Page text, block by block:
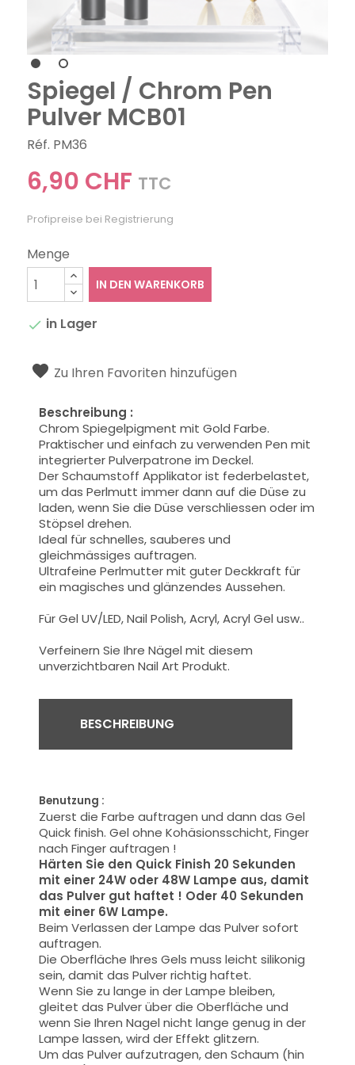
Spiegel / Chrom Pen
Pulver MCB01
Réf. PM36
6,90 CHF TTC
Profipreise bei Registrierung
Menge
IN DEN WARENKORB
 in Lager
Zu Ihren Favoriten hinzufügen
Beschreibung :
Chrom Spiegelpigment mit Gold Farbe.
Praktischer und einfach zu verwendenPen mit
integrierter Pulverpatrone im Deckel.
Der Schaumstoff Applikator ist federbelastet,
um das Perlmutt immer dann auf die Düse zu
laden, wenn Sie die Düse verschliessen oder im
Stöpsel drehen.
Ideal für schnelles, sauberes und
gleichmässiges auftragen.
Ultrafeine Perlmutter mit guter Deckkraft für
ein magisches und glänzendes Aussehen.
Für Gel UV/LED, Nail Polish, Acryl, Acryl Gel usw..
Verfeinern Sie Ihre Nägel mit diesem
unverzichtbaren Nail Art Produkt.
BESCHREIBUNG
Benutzung :
Zuerst die Farbe auftragen und dann das Gel
Quick finish.Gel ohne Kohäsionsschicht, Finger
nach Finger auftragen !
Härten Sie den Quick Finish 20 Sekunden
mit einer 24W oder 48W Lampe aus, damit
das Pulver gut haftet ! Oder 40 Sekunden
mit einer 6W Lampe.
Beim Verlassen der Lampe das Pulver sofort
auftragen.
Die Oberfläche Ihres Gels muss leicht silikonig
sein, damit das Pulver richtig haftet.
Wenn Sie zu lange in der Lampe bleiben,
gleitet das Pulver über die Oberfläche und
wenn Sie Ihren Nagel nicht lange genug in der
Lampe lassen, wird der Effekt glitzern.
Um das Pulver aufzutragen, den Schaum (hin